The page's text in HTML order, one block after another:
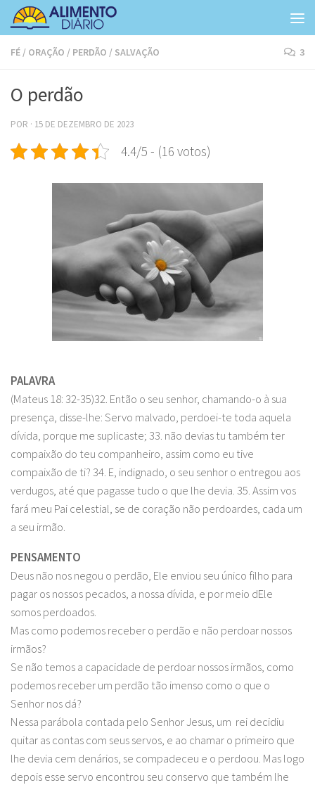
Skip to content
FÉ / ORAÇÃO / PERDÃO / SALVAÇÃO 3
O perdão
POR · 15 DE DEZEMBRO DE 2023
4.4/5 - (16 votos)
PALAVRA
(Mateus 18: 32-35)32. Então o seu senhor, chamando-o à sua
presença, disse-lhe: Servo malvado, perdoei-te toda aquela
dívida, porque me suplicaste; 33. não devias tu também ter
compaixão do teu companheiro, assim como eu tive
compaixão de ti? 34. E, indignado, o seu senhor o entregou aos
verdugos, até que pagasse tudo o que lhe devia. 35. Assim vos
fará meu Pai celestial, se de coração não perdoardes, cada um
a seu irmão.
PENSAMENTO
Deus não nos negou o perdão, Ele enviou seu único filho para
pagar os nossos pecados, a nossa dívida, e por meio dEle
somos perdoados.
Mas como podemos receber o perdão e não perdoar nossos
irmãos?
Se não temos a capacidade de perdoar nossos irmãos, como
podemos receber um perdão tão imenso como o que o
Senhor nos dá?
Nessa parábola contada pelo Senhor Jesus, um rei decidiu
quitar as contas com seus servos, e ao chamar o primeiro que
lhe devia cem denários, se compadeceu e o perdoou. Mas logo
depois esse servo encontrou seu conservo que também lhe